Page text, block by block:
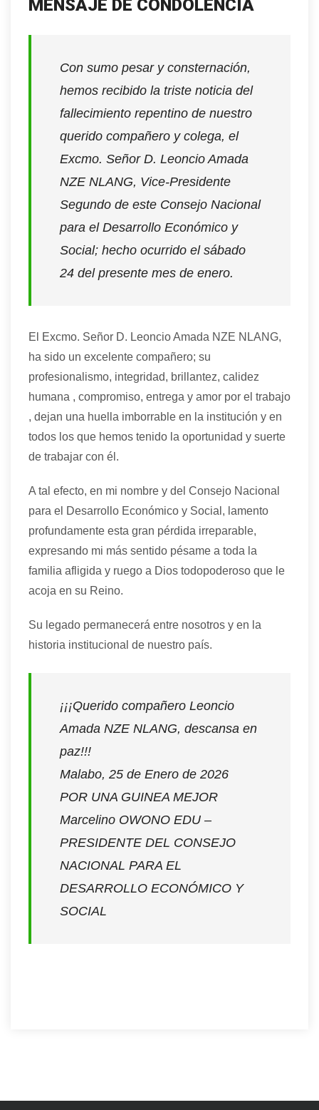
MENSAJE DE CONDOLENCIA
Con sumo pesar y consternación,
hemos recibido la triste noticia del
fallecimiento repentino de nuestro
querido compañero y colega, el
Excmo. Señor D. Leoncio Amada
NZE NLANG, Vice-Presidente
Segundo de este Consejo Nacional
para el Desarrollo Económico y
Social; hecho ocurrido el sábado
24 del presente mes de enero.
El Excmo. Señor D. Leoncio Amada NZE NLANG,
ha sido un excelente compañero; su
profesionalismo, integridad, brillantez, calidez
humana , compromiso, entrega y amor por el trabajo
, dejan una huella imborrable en la institución y en
todos los que hemos tenido la oportunidad y suerte
de trabajar con él.
A tal efecto, en mi nombre y del Consejo Nacional
para el Desarrollo Económico y Social, lamento
profundamente esta gran pérdida irreparable,
expresando mi más sentido pésame a toda la
familia afligida y ruego a Dios todopoderoso que le
acoja en su Reino.
Su legado permanecerá entre nosotros y en la
historia institucional de nuestro país.
¡¡¡Querido compañero Leoncio
Amada NZE NLANG, descansa en
paz!!!
Malabo, 25 de Enero de 2026
POR UNA GUINEA MEJOR
Marcelino OWONO EDU –
PRESIDENTE DEL CONSEJO
NACIONAL PARA EL
DESARROLLO ECONÓMICO Y
SOCIAL